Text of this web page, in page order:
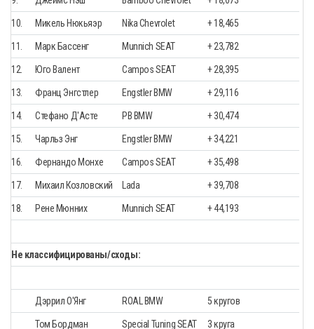
10. Микель Нюкьяэр Nika Chevrolet + 18,465
11. Марк Бассенг Munnich SEAT + 23,782
12. Юго Валент Campos SEAT + 28,395
13. Франц Энгстлер Engstler BMW + 29,116
14. Стефано Д'Асте PB BMW + 30,474
15. Чарльз Энг Engstler BMW + 34,221
16. Фернандо Монхе Campos SEAT + 35,498
17. Михаил Козловский Lada + 39,708
18. Рене Мюнних Munnich SEAT + 44,193
Не классифицированы/сходы:
Дэррил О'Янг ROAL BMW 5 кругов
Том Бордман Special Tuning SEAT 3 круга